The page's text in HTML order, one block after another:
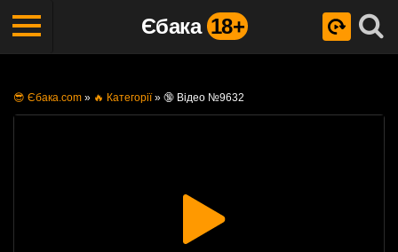
Єбака 18+
😎 Єбака.com » 🔥 Категорії» 🔞 Відео №9632